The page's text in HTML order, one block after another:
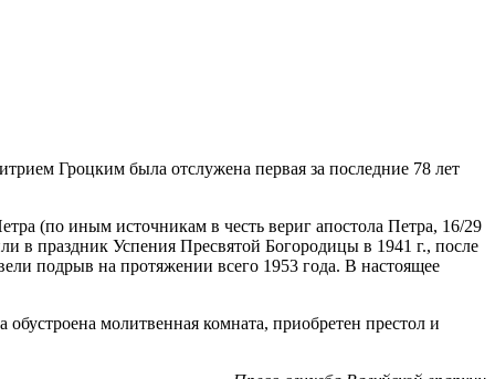
Гроцким была отслужена первая за последние 78 лет
(по иным источникам в честь вериг апостола Петра, 16/29
в праздник Успения Пресвятой Богородицы в 1941 г., после
подрыв на протяжении всего 1953 года. В настоящее
молитвенная комната, приобретен престол и